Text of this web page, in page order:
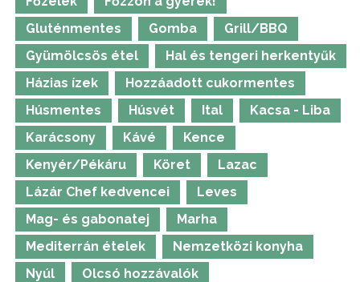
Gluténmentes
Gomba
Grill/BBQ
Gyümölcsös étel
Hal és tengeri herkentyűk
Házias ízek
Hozzáadott cukormentes
Húsmentes
Húsvét Ital
Kacsa - Liba
Karácsony
Kávé
Kence
Kenyér/Pékáru
Köret
Lazac
Lázár Chef kedvencei
Leves
Mag- és gabonatej
Marha
Mediterrán ételek
Nemzetközi konyha
Nyúl
Olcsó hozzávalók